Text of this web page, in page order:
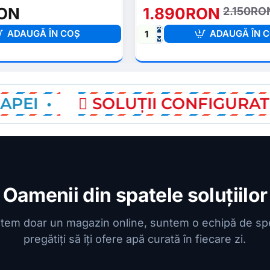
ADAUGĂ ÎN COŞ
1.890RON
RO8-
MNX
Purificator
-
FitAqua
ADAUGĂ ÎN
SOLUȚII CONFIGURATE
Oamenii din spatele soluțiilor
doar un magazin online, suntem o echipă de
pregătiți să îți ofere apă curată în fiecare zi.